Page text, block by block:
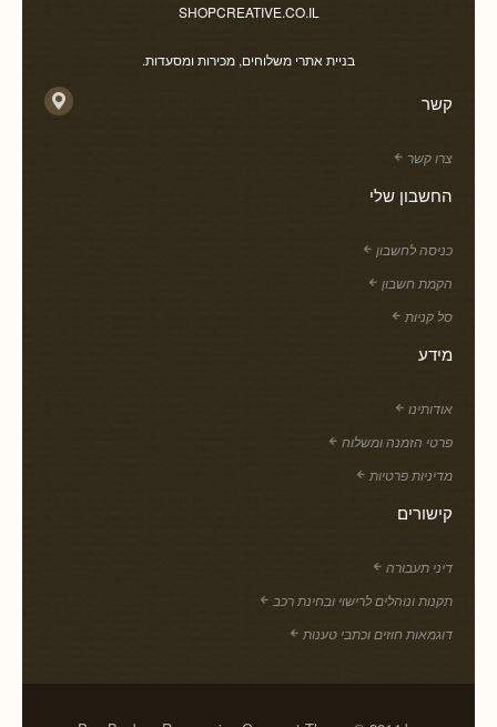
SHOPCREATIVE.CO.IL
בניית אתרי משלוחים, מכירות ומסעדות.
קשר
צרו קשר
החשבון שלי
כניסה לחשבון
הקמת חשבון
סל קניות
מידע
אודותינו
פרטי הזמנה ומשלוח
מדיניות פרטיות
קישורים
דיני תעבורה
תקנות ונוהלים לרישוי ובחינת רכב
דוגמאות חוזים וכתבי טענות